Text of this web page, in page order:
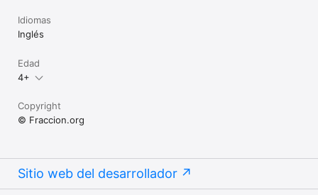
Idiomas
Inglés
Edad
4+
Copyright
© Fraccion.org
Sitio web del desarrollador